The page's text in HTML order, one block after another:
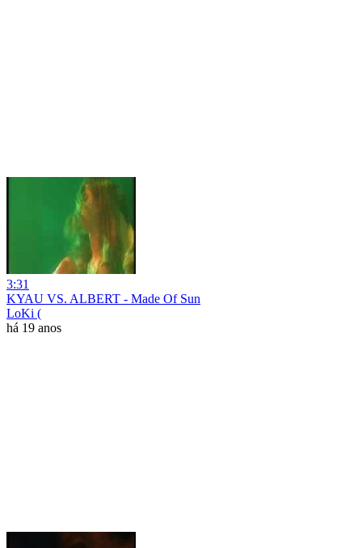
3:31
KYAU VS. ALBERT - Made Of Sun
LoKi (
há 19 anos